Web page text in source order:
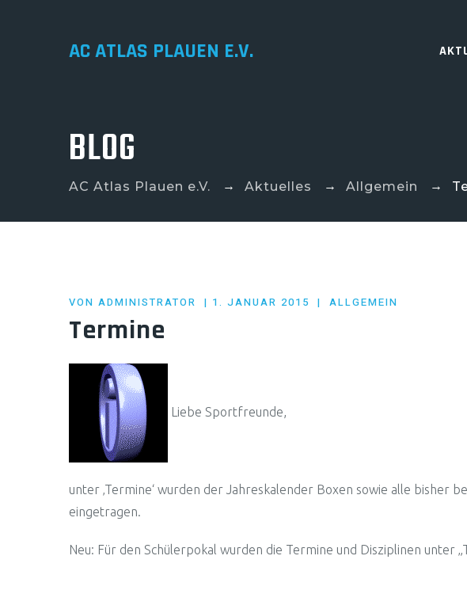
AC ATLAS PLAUEN E.V.
BLOG
AC Atlas Plauen e.V. → Aktuelles → Allgemein →
VON ADMINISTRATOR
POSTED
1. JANUAR 2015 ALLGEMEIN
Termine
Liebe Sportfreunde,
unter ‚Termine‘ wurden der Jahreskalender Boxen sowie alle bisher
eingetragen.
Neu: Für den Schülerpokal wurden die Termine und Disziplinen unter